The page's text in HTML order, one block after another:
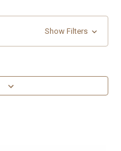
Show Filters